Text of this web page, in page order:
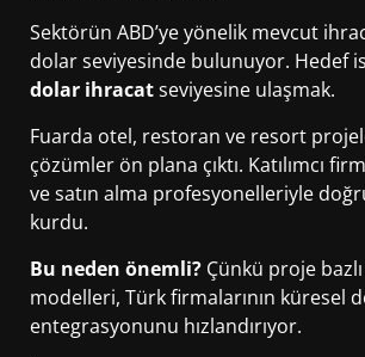
Sektörün ABD’ye yönelik mevcut
dolar seviyesinde bulunuyor. Hedef
dolar ihracatseviyesine ulaşmak.
Fuarda otel, restoran ve resort
çözümler ön plana çıktı. Katılımcı
ve satın alma profesyonelleriyle
kurdu.
Bu neden önemli? Çünkü proje
modelleri, Türk firmalarının küresel
entegrasyonunu hızlandırıyor.